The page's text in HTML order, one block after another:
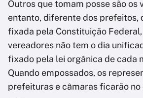
Outros que tomam posse são os
entanto, diferente dos prefeitos,
fixada pela Constituição
vereadores não tem o dia
fixado pela lei orgânica de cada
Quando empossados, os
prefeituras e câmaras ficarão